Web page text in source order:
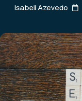
Isabeli Azevedo